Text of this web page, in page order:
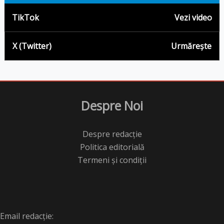
TikTok Vezi video
X (Twitter) Urmărește
Despre Noi
Despre redacție
Politica editorială
Termeni și condiții
Email redacție: